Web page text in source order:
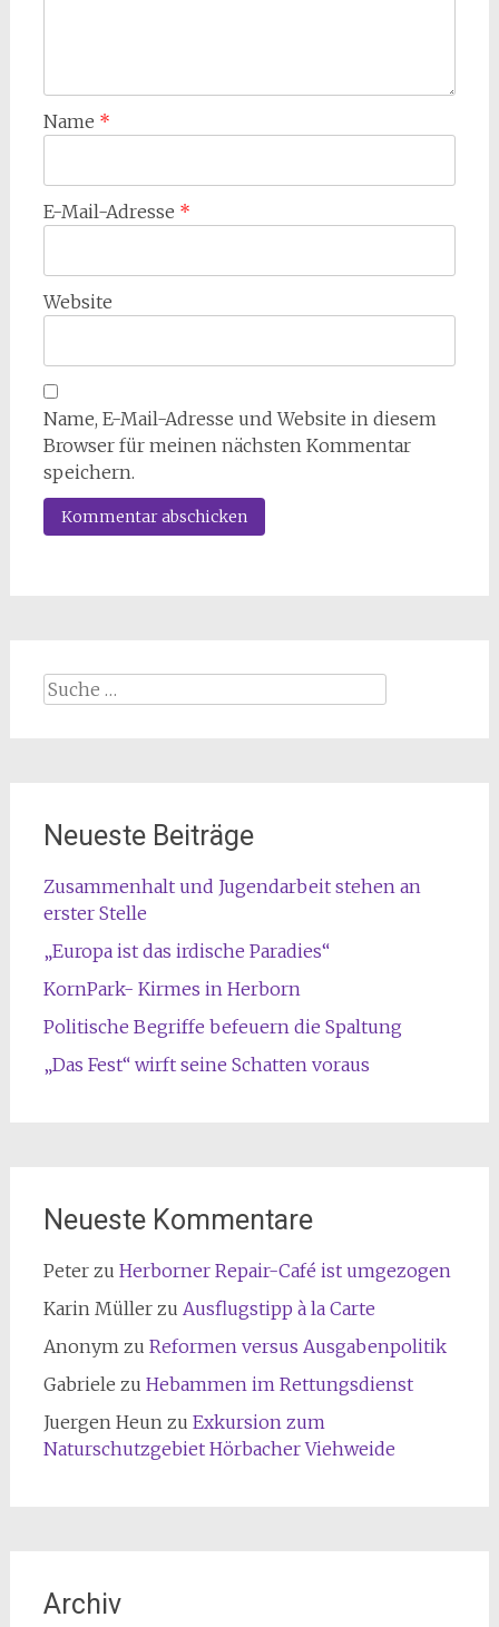
Name *
E-Mail-Adresse *
Website
Name, E-Mail-Adresse und Website in diesem
Browser für meinen nächsten Kommentar
speichern.
Suche
Neueste Beiträge
Zusammenhalt und Jugendarbeit stehen an
erster Stelle
„Europa ist das irdische Paradies“
KornPark- Kirmes in Herborn
Politische Begriffe befeuern die Spaltung
„Das Fest“ wirft seine Schatten voraus
Neueste Kommentare
Peterzu Herborner Repair-Café ist umgezogen
Karin Müllerzu Ausflugstipp à la Carte
Anonymzu Reformen versus Ausgabenpolitik
Gabriele zu Hebammen im Rettungsdienst
Juergen Heunzu Exkursion zum
Naturschutzgebiet Hörbacher Viehweide
Archiv